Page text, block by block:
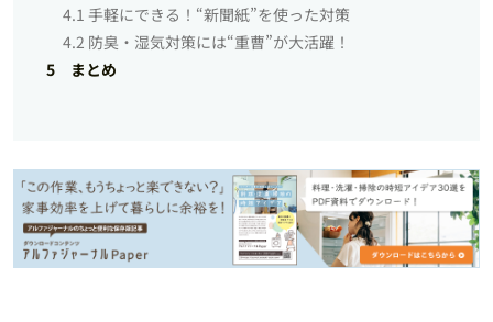
4.1 手軽にできる！“新聞紙”を使った対策
4.2 防臭・湿気対策には“重曹”が大活躍！
5 まとめ